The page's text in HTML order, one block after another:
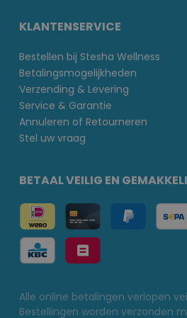
KLANTENSERVICE
Bestellen bij Stesha Wellness
Betalingsmogelijkheden
Verzending & Levering
Service & Garantie
Annuleren of Retourneren
Stel uw vraag
BETAAL VEILIG EN
Alle online betalingen verlopen
Bestellingen worden verzonden